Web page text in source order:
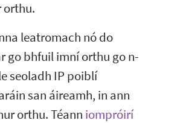
orthu.
leatromach nó do
go bhfuil imní orthu go n-
seoladh IP poiblí
san áireamh, in ann
orthu. Téann iompróirí